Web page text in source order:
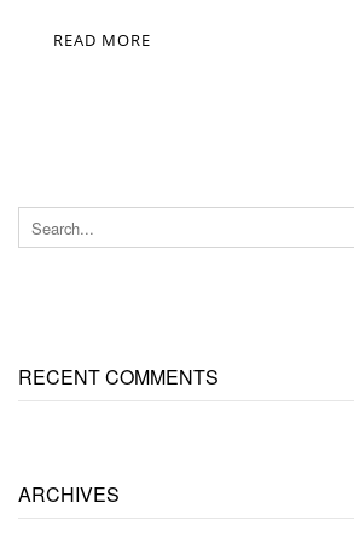
READ MORE
RECENT COMMENTS
ARCHIVES